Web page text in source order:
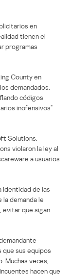
en
tienen el
programas
County en
demandados,
códigos
inofensivos”
Solutions,
violaron la ley al
a usuarios
identidad de las
demanda le
evitar que sigan
que sus equipos
Muchas veces,
hacen que